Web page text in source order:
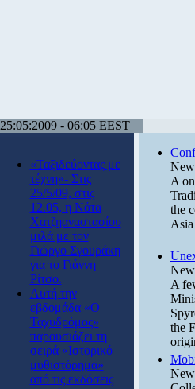
25:05:2009 - 06:05 EEST
«Ταξιδεύοντας με
τέχνη»- Στις
25/5/09, στις
12.05, η Νότα
Χατζηαναστασίου
μιλά με τον
Γιώργο Σγουράκη
για το Γιάννη
Ρίτσο.
Αυτή την
εβδομάδα «Ο
Ταχυδρόμος»
παρουσιάζει τη
σειρά «Ιστορικό
μυθιστόρημα»
από τις εκδόσεις
A
the
A
the